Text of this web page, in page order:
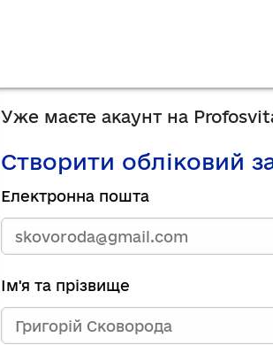
Уже маєте акаунт на
Створити обліковий
Електронна пошта
Ім'я та прізвище